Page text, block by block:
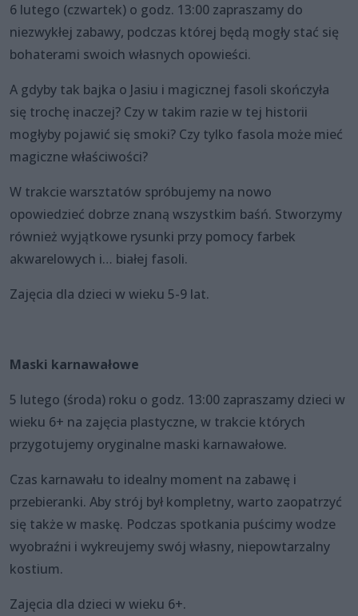
6 lutego (czwartek) o godz. 13:00 zapraszamy do
niezwykłej zabawy, podczas której będą mogły stać się
bohaterami swoich własnych opowieści.
A gdyby tak bajka o Jasiu i magicznej fasoli skończyła
się trochę inaczej? Czy w takim razie w tej historii
mogłyby pojawić się smoki? Czy tylko fasola może mieć
magiczne właściwości?
W trakcie warsztatów spróbujemy na nowo
opowiedzieć dobrze znaną wszystkim baśń. Stworzymy
również wyjątkowe rysunki przy pomocy farbek
akwarelowych i… białej fasoli.
Zajęcia dla dzieci w wieku 5-9 lat.
Maski karnawałowe
5 lutego (środa) roku o godz. 13:00 zapraszamy dzieci w
wieku 6+ na zajęcia plastyczne, w trakcie których
przygotujemy oryginalne maski karnawałowe.
Czas karnawału to idealny moment na zabawę i
przebieranki. Aby strój był kompletny, warto zaopatrzyć
się także w maskę. Podczas spotkania puścimy wodze
wyobraźni i wykreujemy swój własny, niepowtarzalny
kostium.
Zajęcia dla dzieci w wieku 6+.